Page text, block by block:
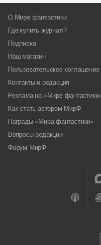
О Мире фантастики
Где купить журнал?
Подписка
Наш магазин
Пользовательское соглашение
Контакты и редакция
Реклама на «Мире
Как стать автором МирФ
Награды «Мира фантастики»
Вопросы редакции
Форум МирФ